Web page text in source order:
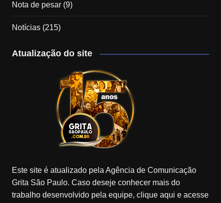
Nota de pesar(9)
Notícias(215)
Atualização do site
Este site é atualizado pela Agência de Comunicação
Grita São Paulo. Caso deseje conhecer mais do
trabalho desenvolvido pela equipe, clique aqui e acesse